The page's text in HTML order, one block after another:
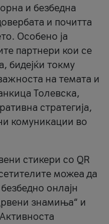
и безбедна
и почитта
Особено ја
партнери кои се
бидејќи токму
на темата и
Толевска,
стратегија,
комуникации во
стикери со QR
можеа да
онлајн
знамиња“ и